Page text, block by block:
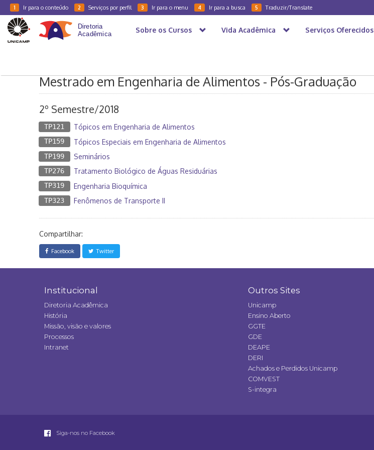
1 Ir para o conteúdo 2 Serviços por perfil 3 Ir para o menu 4 Ir para a busca 5 Traduzir/Translate
Sobre os Cursos Vida Acadêmica Serviços Oferecidos
Mestrado em Engenharia de Alimentos - Pós-Graduação
2º Semestre/2018
TP121 Tópicos em Engenharia de Alimentos
TP159 Tópicos Especiais em Engenharia de Alimentos
TP199 Seminários
TP276 Tratamento Biológico de Águas Residuárias
TP319 Engenharia Bioquímica
TP323 Fenômenos de Transporte II
Compartilhar:
Facebook Twitter
Institucional
Diretoria Acadêmica
História
Missão, visão e valores
Processos
Intranet
Outros Sites
Unicamp
Ensino Aberto
GGTE
GDE
DEAPE
DERI
Achados e Perdidos Unicamp
COMVEST
S-integra
Siga-nos no Facebook